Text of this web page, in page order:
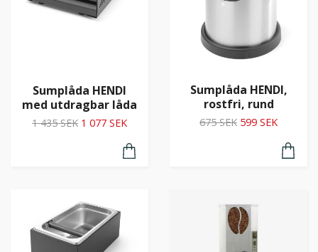
Sumplåda HENDI
med utdragbar låda
1 435 SEK 1 077 SEK
Sumplåda HENDI,
rostfri, rund
675 SEK 599 SEK